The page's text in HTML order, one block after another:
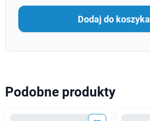
Dodaj do koszyka
Podobne produkty